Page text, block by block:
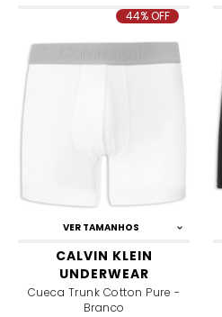
VER TAMANHOS
CALVIN KLEIN
UNDERWEAR
Cueca Trunk Cotton Pure -
Branco
44% OFF